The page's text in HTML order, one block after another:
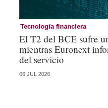
Tecnología financiera
El T2 del BCE sufre
mientras Euronext
del servicio
06 JUL 2026